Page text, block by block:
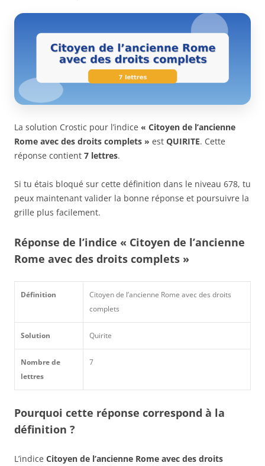
La solution Crostic pour l’indice « Citoyen de l’ancienne
Rome avec des droits complets » est QUIRITE. Cette
réponse contient 7 lettres.
Si tu étais bloqué sur cette définition dans le niveau 678, tu
peux maintenant valider la bonne réponse et poursuivre la
grille plus facilement.
Réponse de l’indice « Citoyen de l’ancienne
Rome avec des droits complets »
Définition
Citoyen de l’ancienne Rome avec des droits
complets
Solution Quirite
Nombre de
lettres
7
Pourquoi cette réponse correspond à la
définition ?
L’indice Citoyen de l’ancienne Rome avec des droits